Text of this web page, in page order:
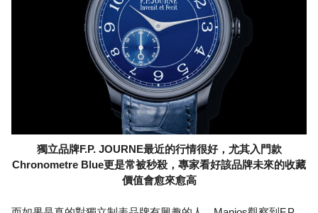
獨立品牌F.P. JOURNE最近的行情很好，尤其入門款
Chronometre Blue更是常被秒殺，專家看好該品牌未來的收藏
價值會愈來愈高